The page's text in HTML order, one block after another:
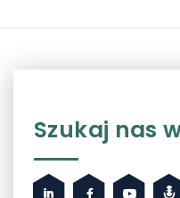
Szukaj nas